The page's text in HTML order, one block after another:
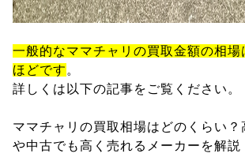
一般的なママチャリの買取金額の相場
ほどです 。
詳しくは以下の記事をご覧ください。
ママチャリの買取相場はどのくらい？
や中古でも高く売れるメーカーを解説